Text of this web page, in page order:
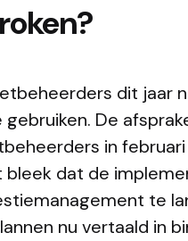
dit jaar
De
in
bleek dat de
te
nu vertaald in